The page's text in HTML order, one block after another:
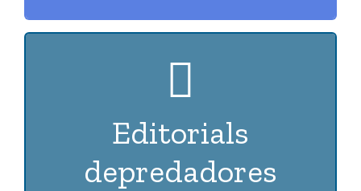
Editorials
depredadores
APREN A IDENTIFICAR-
LES